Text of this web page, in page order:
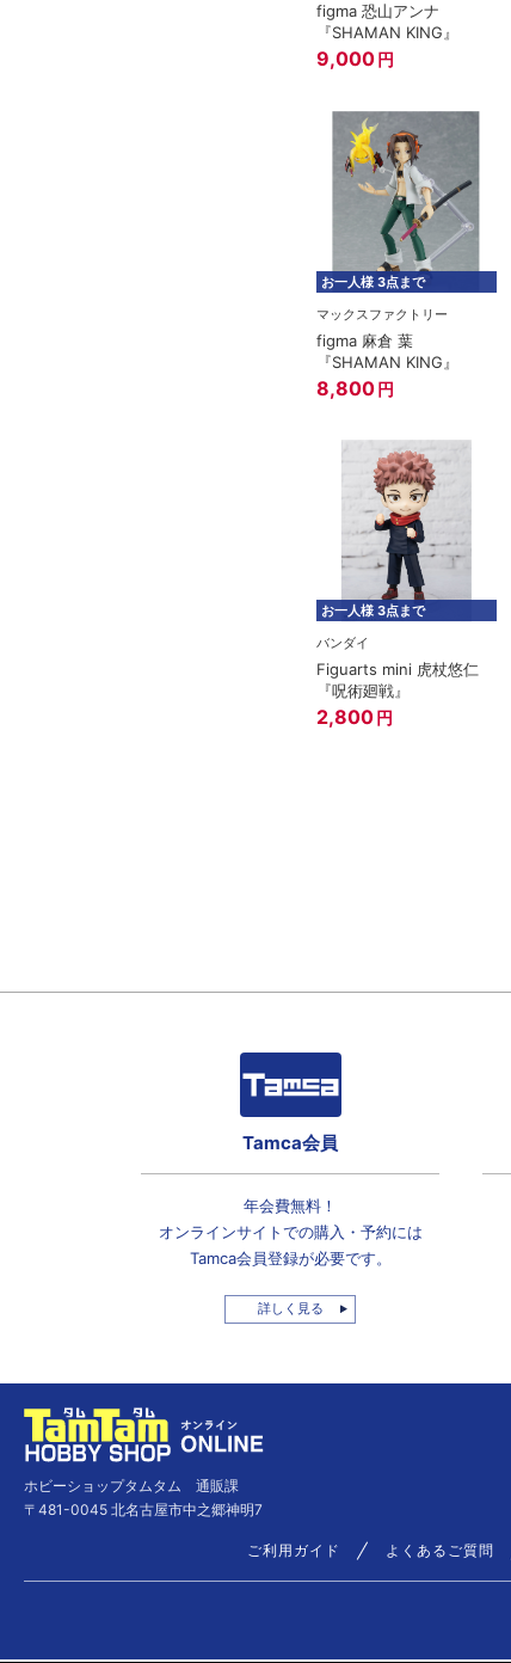
figma 恐山アンナ
『SHAMAN KING』
9,000 円
お一人様 3点まで
マックスファクトリー
figma 麻倉 葉
『SHAMAN KING』
8,800 円
お一人様 3点まで
バンダイ
Figuarts mini 虎杖悠仁
『呪術廻戦』
2,800 円
Tamca会員
年会費無料！
オンラインサイトでの購入・予約には
Tamca会員登録が必要です。
詳しく見る
ホビーショップタムタム 通販課
〒481-0045 北名古屋市中之郷神明7
ご利用ガイド よくあるご質問